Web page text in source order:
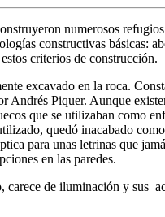
numerosos
constructivas básicas:
criterios de construcción.
excavado en la roca.
Andrés Piquer. Aunque
que se utilizaban como
quedó inacabado
para unas letrinas que
en las paredes.
de iluminación y sus